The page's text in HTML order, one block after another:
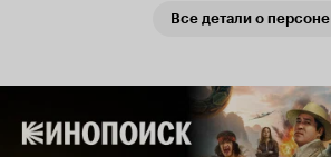
Все детали о персоне